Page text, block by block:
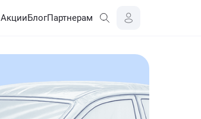
АкцииБлогПартнерам